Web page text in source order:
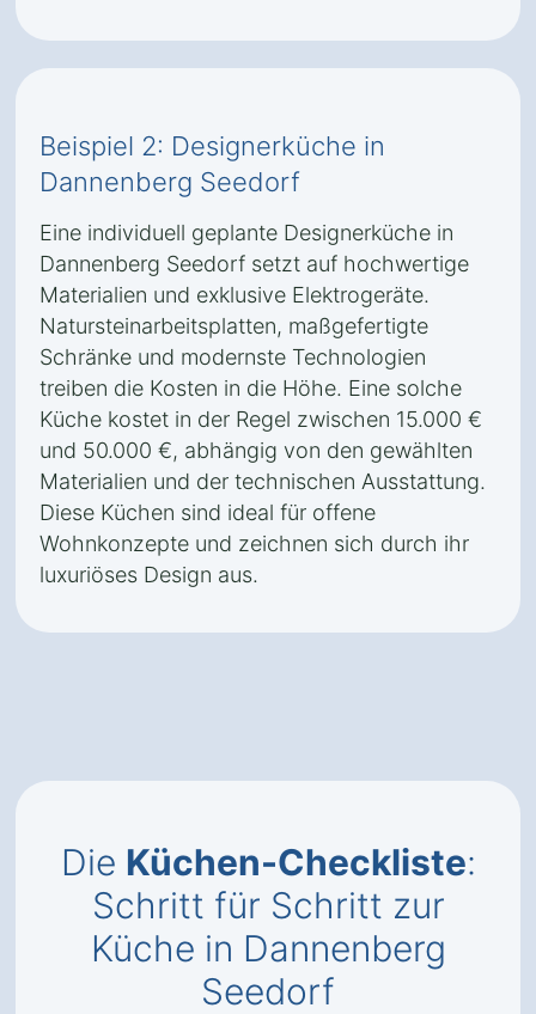
Beispiel 2: Designerküche in
Dannenberg Seedorf
Eine individuell geplante Designerküche in
Dannenberg Seedorf setzt auf hochwertige
Materialien und exklusive Elektrogeräte.
Natursteinarbeitsplatten, maßgefertigte
Schränke und modernste Technologien
treiben die Kosten in die Höhe. Eine solche
Küche kostet in der Regel zwischen 15.000 €
und 50.000 €, abhängig von den gewählten
Materialien und der technischen Ausstattung.
Diese Küchen sind ideal für offene
Wohnkonzepte und zeichnen sich durch ihr
luxuriöses Design aus.
Die Küchen-Checkliste:
Schritt für Schritt zur
Küche in Dannenberg
Seedorf